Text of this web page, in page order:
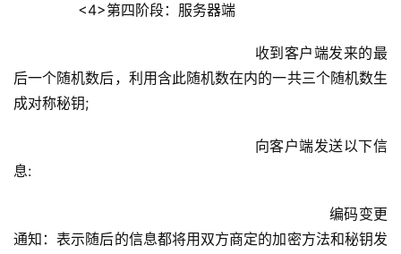
<4>第四阶段：服务器端
后一个随机数后，利用含此随机数在内的一共三个随机数生
成对称秘钥;
息:
通知：表示随后的信息都将用双方商定的加密方法和秘钥发